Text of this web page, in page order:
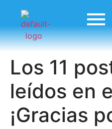
Los 11
leídos en
¡Gracias